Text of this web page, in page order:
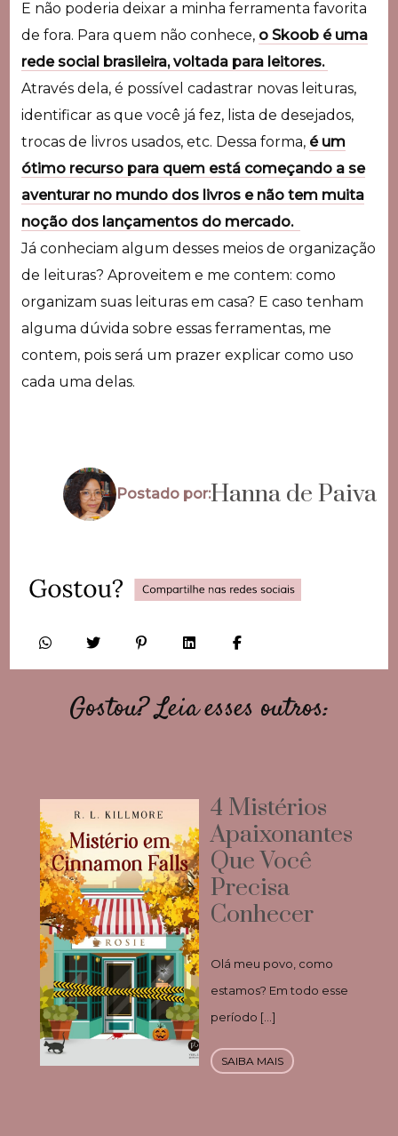
E não poderia deixar a minha ferramenta favorita
de fora. Para quem não conhece, o Skoob é uma
rede social brasileira, voltada para leitores.
Através dela, é possível cadastrar novas leituras,
identificar as que você já fez, lista de desejados,
trocas de livros usados, etc. Dessa forma, é um
ótimo recurso para quem está começando a se
aventurar no mundo dos livros e não tem muita
noção dos lançamentos do mercado.
Já conheciam algum desses meios de organização
de leituras? Aproveitem e me contem: como
organizam suas leituras em casa? E caso tenham
alguma dúvida sobre essas ferramentas, me
contem, pois será um prazer explicar como uso
cada uma delas.
Postado por:Hanna de Paiva
Gostou? Leia esses outros:
4 Mistérios
Apaixonantes
Que Você
Precisa
Conhecer
Olá meu povo, como
estamos? Em todo esse
período […]
SAIBA MAIS